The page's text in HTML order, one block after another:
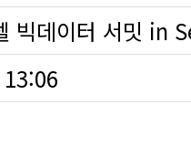
빅데이터 서밋 in